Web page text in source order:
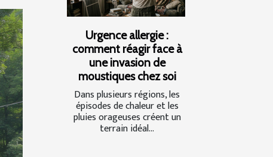
Urgence allergie :
comment réagir face à
une invasion de
moustiques chez soi
Dans plusieurs régions, les
épisodes de chaleur et les
pluies orageuses créent un
terrain idéal...